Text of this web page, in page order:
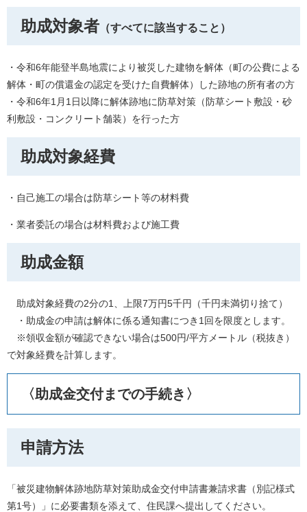
助成対象者 （すべてに該当すること）
・令和6年能登半島地震により被災した建物を解体（町の公費による
解体・町の償還金の認定を受けた自費解体）した跡地の所有者の方
・令和6年1月1日以降に解体跡地に防草対策（防草シート敷設・砂
利敷設・コンクリート舗装）を行った方
助成対象経費
・自己施工の場合は防草シート等の材料費
・業者委託の場合は材料費および施工費
助成金額
助成対象経費の2分の1、上限7万円5千円（千円未満切り捨て）
・助成金の申請は解体に係る通知書につき1回を限度とします。
※領収金額が確認できない場合は500円/平方メートル（税抜き）
で対象経費を計算します。
〈助成金交付までの手続き〉
申請方法
「被災建物解体跡地防草対策助成金交付申請書兼請求書（別記様式
第1号）​
」に必要書類を添えて、住民課へ提出してください。